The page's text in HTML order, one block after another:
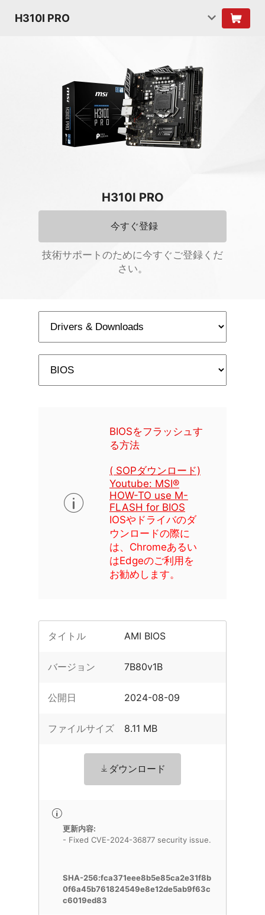
H310I PRO
H310I PRO
今すぐ登録
技術サポートのために今すぐご登録くだ
さい。
BIOSをフラッシュす
る方法
( SOPダウンロード)
Youtube: MSI®
HOW-TO use M-
FLASH for BIOS
IOSやドライバのダ
ウンロードの際に
は、Chromeあるい
はEdgeのご利用を
お勧めします。
タイトル AMI BIOS
バージョン 7B80v1B
公開日 2024-08-09
ファイルサイズ 8.11 MB
ダウンロード
更新内容:
- Fixed CVE-2024-36877 security issue.
SHA-256:fca371eee8b5e85ca2e31f8b
0f6a45b761824549e8e12de5ab9f63c
c6019ed83